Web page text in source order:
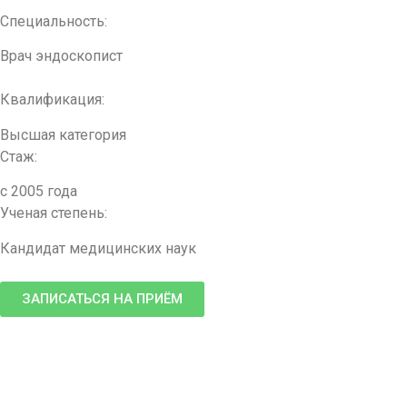
Специальность:
Врач эндоскопист
Квалификация:
Высшая категория
Стаж:
с 2005 года
Ученая степень:
Кандидат медицинских наук
ЗАПИСАТЬСЯ НА ПРИЁМ